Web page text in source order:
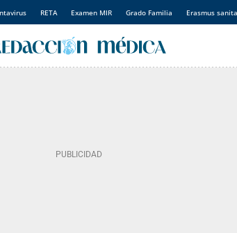
RETA Examen MIR Grado Familia Erasmus